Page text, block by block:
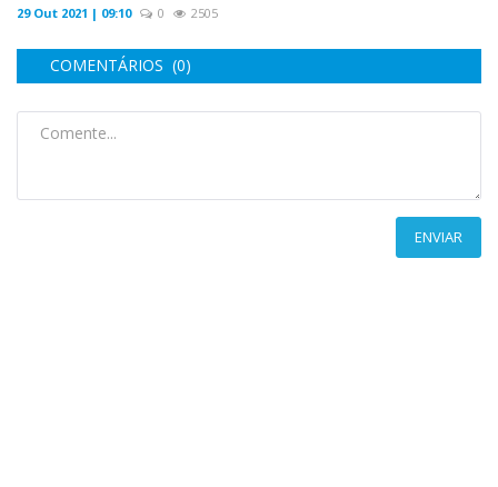
29 Out 2021 | 09:10 0 2505
COMENTÁRIOS (0)
ENVIAR